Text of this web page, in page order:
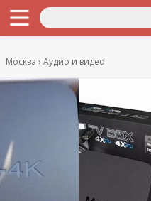
Москва Аудио и видео